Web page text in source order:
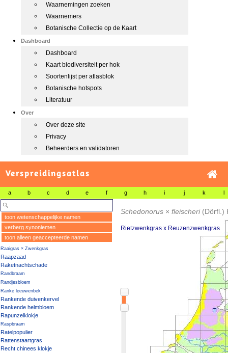
Waarnemingen zoeken
Waarnemers
Botanische Collectie op de Kaart
Dashboard
Dashboard
Kaart biodiversiteit per hok
Soortenlijst per atlasblok
Botanische hotspots
Literatuur
Over
Over deze site
Privacy
Beheerders en validatoren
Verspreidingsatlas
a b c d e f g h i j k l
toon wetenschappelijke namen
verberg synoniemen
toon alleen geaccepteerde namen
Raaigras × Zwenkgras
Raapzaad
Raketnachtschade
Randbraam
Randjesbloem
Ranke leeuwenbek
Rankende duivenkervel
Rankende helmbloem
Rapunzelklokje
Raspbraam
Ratelpopulier
Rattenstaartgras
Recht chinees klokje
Schedonorus × fleischeri (Dörfl.)
Rietzwenkgras x Reuzenzwenkgras